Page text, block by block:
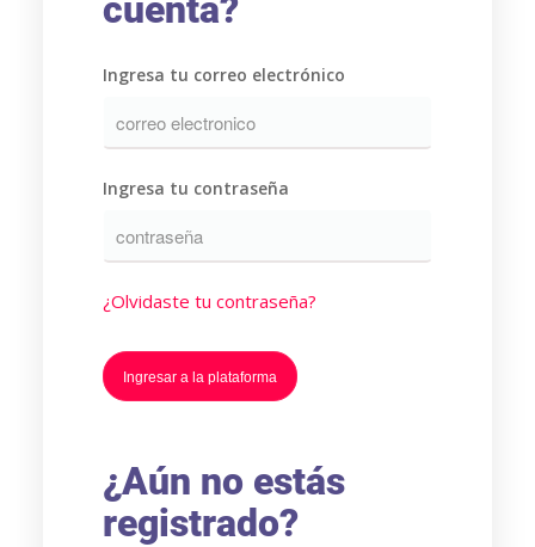
cuenta?
Ingresa tu correo electrónico
Ingresa tu contraseña
¿Olvidaste tu contraseña?
Ingresar a la plataforma
¿Aún no estás
registrado?